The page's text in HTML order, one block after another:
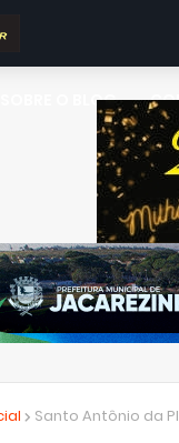
SOBRE O BLOG
Santo Antônio da